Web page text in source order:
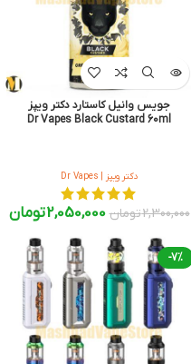
جویس وانیل کاستارد دکتر ویپز
Dr Vapes Black Custard 60ml
دکتر ویپز | Dr Vapes
2,300,000تومان 2,050,000تومان
-7%